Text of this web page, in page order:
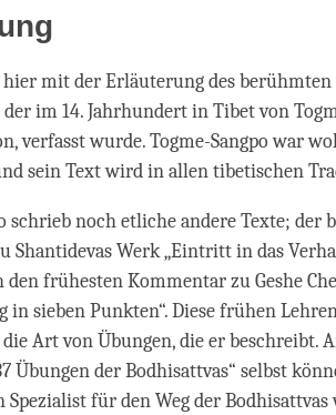
mit der Erläuterung des berühmten
der im 14. Jahrhundert in Tibet von
verfasst wurde. Togme-Sangpo war
sein Text wird in allen tibetischen
schrieb noch etliche andere Texte; der
Shantidevas Werk „Eintritt in das
den frühesten Kommentar zu Geshe
in sieben Punkten“. Diese frühen
Art von Übungen, die er beschreibt.
Übungen der Bodhisattvas“ selbst
Spezialist für den Weg der Bodhisattvas